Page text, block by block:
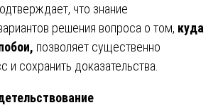
что знание
решения вопроса о том, куда
позволяет существенно
и сохранить доказательства.